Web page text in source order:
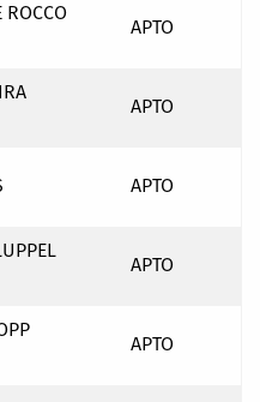
ROCCO
APTO
APTO
APTO
APTO
APTO